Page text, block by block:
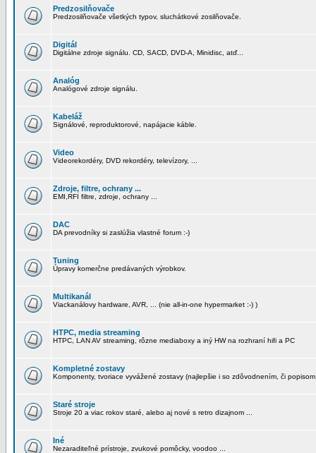
Predzosilňovače
Predzosilňovače všetkých typov, sluchátkové zosilňovače.
Digitál
Digitálne zdroje signálu. CD, SACD, DVD-A, Minidisc, atď...
Analóg
Analógové zdroje signálu.
Kabeláž
Signálové, reproduktorové, napájacie káble.
Video
Videorekordéry, DVD rekordéry, televízory, ...
Zdroje, filtre, ochrany ...
EMI,RFI filtre, zdroje, ochrany ...
DAC
DA prevodníky si zaslúžia vlastné forum :-)
Tuning
Úpravy komerčne predávaných výrobkov.
Multikanál
Viackanálovy hardware, AVR, ... (nie all-in-one hypermarket :-) )
HTPC, media streaming
HTPC, LAN AV streaming, rôzne mediaboxy a iný HW na rozhraní hifi a PC
Kompletné zostavy
Komponenty, tvoriace vyvážené zostavy (najlepšie i so zdôvodnením, či
Staré stroje
Stroje 20 a viac rokov staré, alebo aj nové s retro dizajnom ...
Iné
Nezaraditeľné prístroje, zvukové pomôcky, voodoo ...